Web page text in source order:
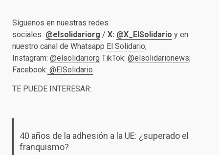
Síguenos en nuestras redes
sociales @elsolidariorg / X: @X_ElSolidario y en
nuestro canal de Whatsapp El Solidario;
Instagram: @elsolidariorg TikTok: @elsolidarionews;
Facebook: @ElSolidario
TE PUEDE INTERESAR:
40 años de la adhesión a la UE: ¿superado el
franquismo?